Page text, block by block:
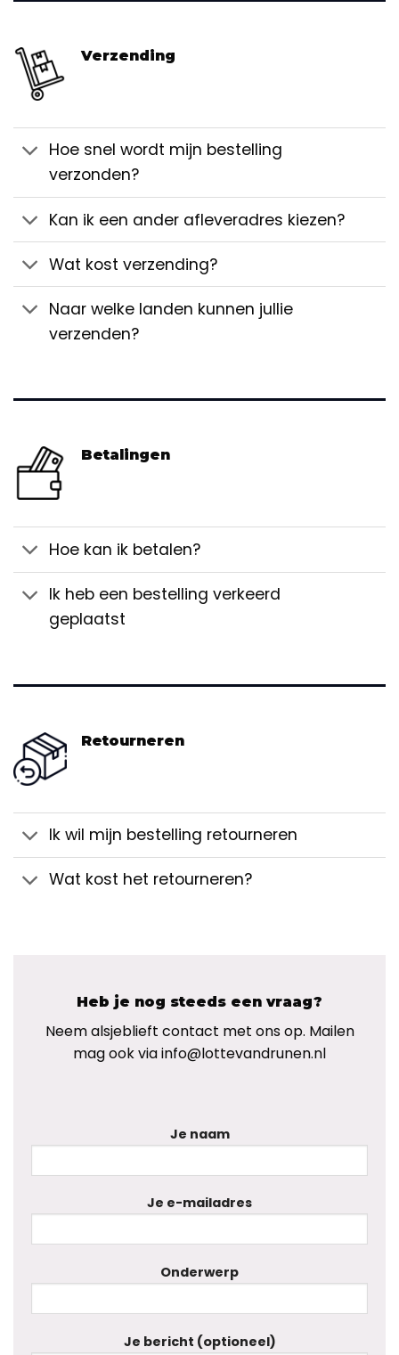
Verzending
Hoe snel wordt mijn bestelling
verzonden?
Kan ik een ander afleveradres kiezen?
Wat kost verzending?
Naar welke landen kunnen jullie
verzenden?
Betalingen
Hoe kan ik betalen?
Ik heb een bestelling verkeerd
geplaatst
Retourneren
Ik wil mijn bestelling retourneren
Wat kost het retourneren?
Heb je nog steeds een vraag?
Neem alsjeblieft contact met ons op. Mailen
mag ook via info@lottevandrunen.nl
Je naam
Je e-mailadres
Onderwerp
Je bericht (optioneel)